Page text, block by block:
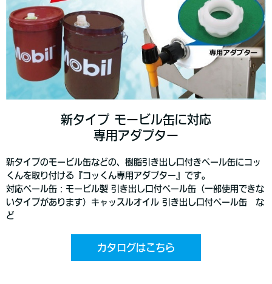
新タイプ モービル缶に対応
専用アダプター
新タイプのモービル缶などの、樹脂引き出し口付きペール缶にコッ
くんを取り付ける『コッくん専用アダプター』です。
対応ペール缶：モービル製 引き出し口付ペール缶（一部使用できな
いタイプがあります）キャッスルオイル 引き出し口付ペール缶 な
ど
カタログはこちら